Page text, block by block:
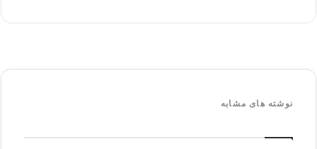
نوشته های مشابه